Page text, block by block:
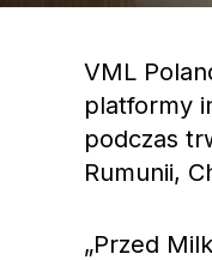
VML
platformy
podczas
Rumunii,
„Przed